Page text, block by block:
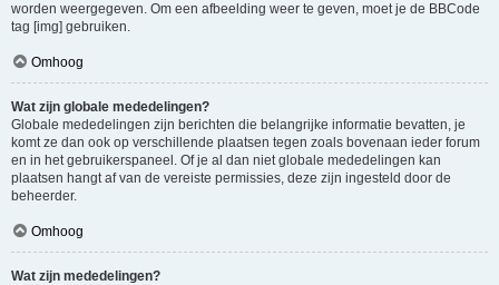
worden weergegeven. Om een afbeelding weer te geven, moet je de BBCode
tag [img] gebruiken.
Omhoog
Wat zijn globale mededelingen?
Globale mededelingen zijn berichten die belangrijke informatie bevatten, je
komt ze dan ook op verschillende plaatsen tegen zoals bovenaan ieder forum
en in het gebruikerspaneel. Of je al dan niet globale mededelingen kan
plaatsen hangt af van de vereiste permissies, deze zijn ingesteld door de
beheerder.
Omhoog
Wat zijn mededelingen?